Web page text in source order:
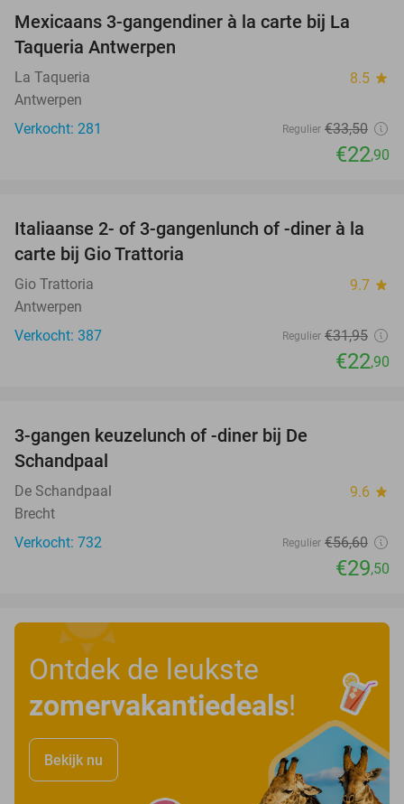
32%
Mexicaans 3-gangendiner à la carte bij La
Taqueria Antwerpen
La Taqueria 8.5 star
Antwerpen
Verkocht: 281
Regulier €33,50
€22,90
28%
Italiaanse 2- of 3-gangenlunch of -diner à la
carte bij Gio Trattoria
Gio Trattoria 9.7 star
Antwerpen
Verkocht: 387
Regulier €31,95
€22,90
3-gangen keuzelunch of -diner bij De
Schandpaal
De Schandpaal 9.6 star
Brecht
Verkocht: 732
Regulier €56,60
€29,50
Ontdek de leukste
zomervakantiedeals!
Bekijk nu